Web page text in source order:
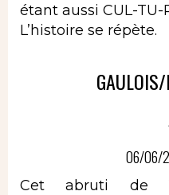
étant aussi CUL-TU-
L’histoire se répète.
06/06/
Cet abruti de